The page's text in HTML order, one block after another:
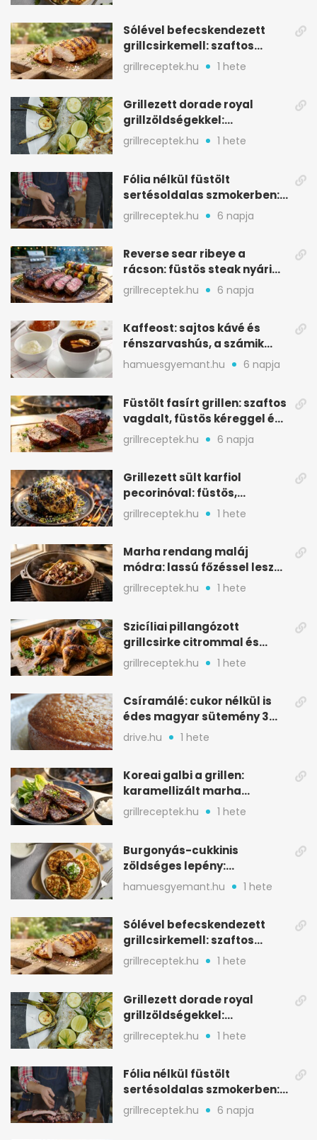
Sólével befecskendezett
grillcsirkemell: szaftos
marad, nem szárad ki
grillreceptek.hu 1 hete
Grillezett dorade royal
grillzöldségekkel:
mediterrán ízek a rostélyról
grillreceptek.hu 1 hete
Fólia nélkül füstölt
sertésoldalas szmokerben:
ropogós bark, 6 óra
grillreceptek.hu 6 napja
Reverse sear ribeye a
rácson: füstös steak nyári
tökkebabbal
grillreceptek.hu 6 napja
Kaffeost: sajtos kávé és
rénszarvashús, a számik
melegítő itala
hamuesgyemant.hu 6 napja
Füstölt fasírt grillen: szaftos
vagdalt, füstös kéreggel és
BBQ mázzal
grillreceptek.hu 6 napja
Grillezett sült karfiol
pecorinóval: füstös,
karamellizált nyári kedvenc
grillreceptek.hu 1 hete
Marha rendang maláj
módra: lassú főzéssel lesz
igazán szaftos
grillreceptek.hu 1 hete
Szicíliai pillangózott
grillcsirke citrommal és
oregánóval
grillreceptek.hu 1 hete
Csíramálé: cukor nélkül is
édes magyar sütemény 3
alapanyagból
drive.hu 1 hete
Koreai galbi a grillen:
karamellizált marha
rövidborda gyorsan
grillreceptek.hu 1 hete
Burgonyás-cukkinis
zöldséges lepény:
aranybarna, szaftos, hús
nélkül is
hamuesgyemant.hu 1 hete
Sólével befecskendezett
grillcsirkemell: szaftos
marad, nem szárad ki
grillreceptek.hu 1 hete
Grillezett dorade royal
grillzöldségekkel:
mediterrán ízek a rostélyról
grillreceptek.hu 1 hete
Fólia nélkül füstölt
sertésoldalas szmokerben:
ropogós bark, 6 óra
grillreceptek.hu 6 napja